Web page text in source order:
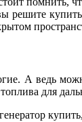
решите
А ведь
для